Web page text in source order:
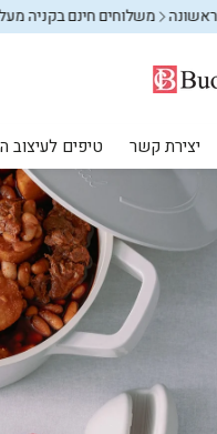
חינם בקניה מעל 599₪ מצטרפים
עיצוב הבית
אחסון וארגון
שטיחים
שטיחי ילדים
מתקני כביסה
יצירת קשר טיפים לעיצוב